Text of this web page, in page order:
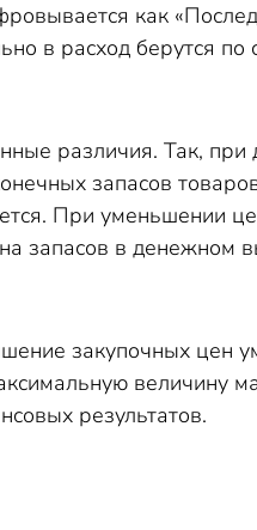
как
в расход берутся по
различия. Так, при
запасов
При уменьшении
запасов в
закупочных цен
величину
результатов.